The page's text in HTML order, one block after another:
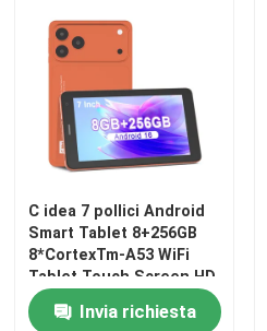
C idea 7 pollici Android
Smart Tablet 8+256GB
8*CortexTm-A53 WiFi
Tablet Touch Screen HD
CM517 air
Invia richiesta